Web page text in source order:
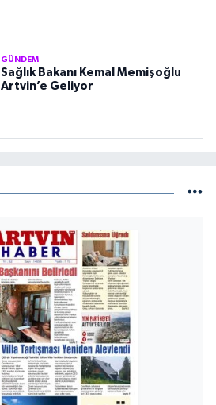
GÜNDEM
Sağlık Bakanı Kemal Memişoğlu
Artvin’e Geliyor